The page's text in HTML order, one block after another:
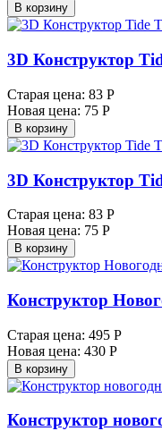
В корзину
3D Конструктор
Старая цена: 83 Р
Новая цена: 75 Р
В корзину
3D Конструктор
Старая цена: 83 Р
Новая цена: 75 Р
В корзину
Конструктор
Старая цена: 495 Р
Новая цена: 430 Р
В корзину
Конструктор